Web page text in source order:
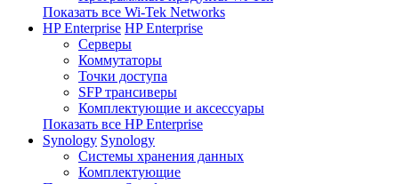
Показать все Wi-Tek Networks
HP Enterprise HP Enterprise
Серверы
Коммутаторы
Точки доступа
SFP трансиверы
Комплектующие и аксессуары
Показать все HP Enterprise
Synology Synology
Системы хранения данных
Комплектующие